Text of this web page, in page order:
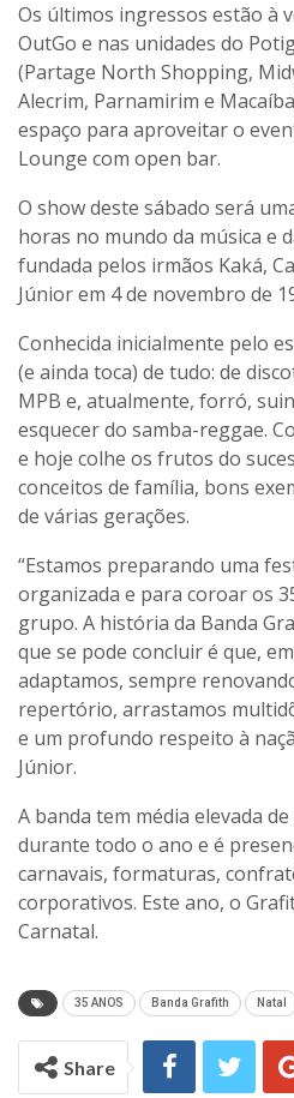
Os últimos ingressos estão à
OutGo e nas unidades do
(Partage North Shopping,
Alecrim, Parnamirim e
espaço para aproveitar o
Lounge com open bar.
O show deste sábado será
horas no mundo da música e
fundada pelos irmãos Kaká,
Júnior em 4 de novembro de
Conhecida inicialmente pelo
(e ainda toca) de tudo: de
MPB e, atualmente, forró,
esquecer do samba-reggae.
e hoje colhe os frutos do
conceitos de família, bons
de várias gerações.
“Estamos preparando uma
organizada e para coroar os
grupo. A história da Banda
que se pode concluir é que,
adaptamos, sempre
repertório, arrastamos
e um profundo respeito à
Júnior.
A banda tem média elevada
durante todo o ano e é
carnavais, formaturas,
corporativos. Este ano, o
Carnatal.
35 ANOS Banda Grafith Natal
Share